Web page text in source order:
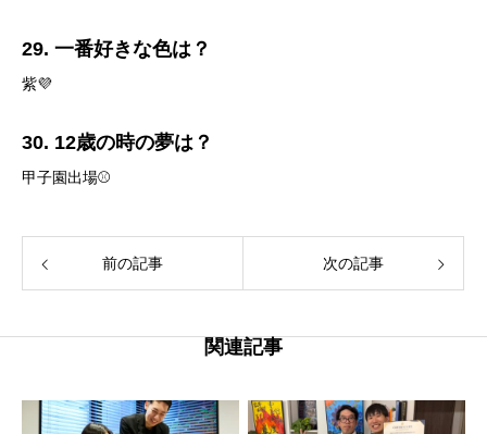
29. 一番好きな色は？
紫💜
30. 12歳の時の夢は？
甲子園出場⚾
前の記事 次の記事
関連記事